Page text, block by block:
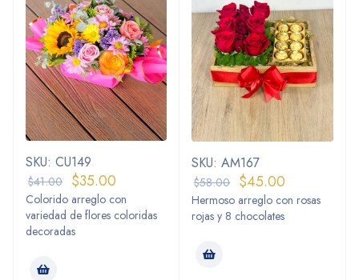
SKU: CU149
$41.00 $35.00
Colorido arreglo con
variedad de flores coloridas
decoradas
SKU: AM167
$58.00 $45.00
Hermoso arreglo con rosas
rojas y 8 chocolates